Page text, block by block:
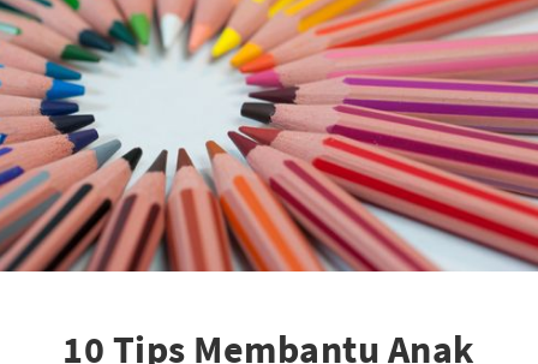
10 Tips Membantu Anak